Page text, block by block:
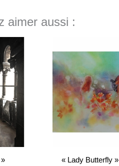
aimer aussi :
« Lady Butterfly »